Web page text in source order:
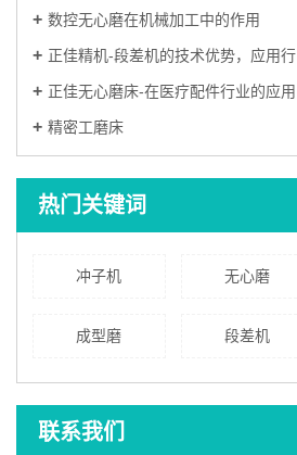
数控无心磨在机械加工中的作用
正佳精机-段差机的技术优势，应用行业有哪些？
正佳无心磨床-在医疗配件行业的应用
精密工磨床
热门关键词
冲子机 无心磨
成型磨 段差机
联系我们